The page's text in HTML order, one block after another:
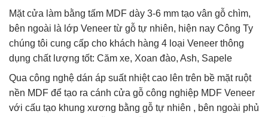
Mặt cửa làm bằng tấm MDF dày 3-6 mm tạo vân gỗ chìm,
bên ngoài là lớp Veneer từ gỗ tự nhiên, hiện nay Công Ty
chúng tôi cung cấp cho khách hàng 4 loại Veneer thông
dụng chất lượng tốt: Căm xe, Xoan đào, Ash, Sapele
Qua công nghệ dán áp suất nhiệt cao lên trên bề mặt ruột
nền MDF để tạo ra cánh cửa gỗ công nghiệp MDF Veneer
với cấu tạo khung xương bằng gỗ tự nhiên , bên ngoài phủ